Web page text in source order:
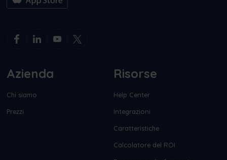
Azienda
Chi siamo
Prezzi
Risorse
Help Center
Integrazioni
Caratteristiche
Calcolatore del ROI